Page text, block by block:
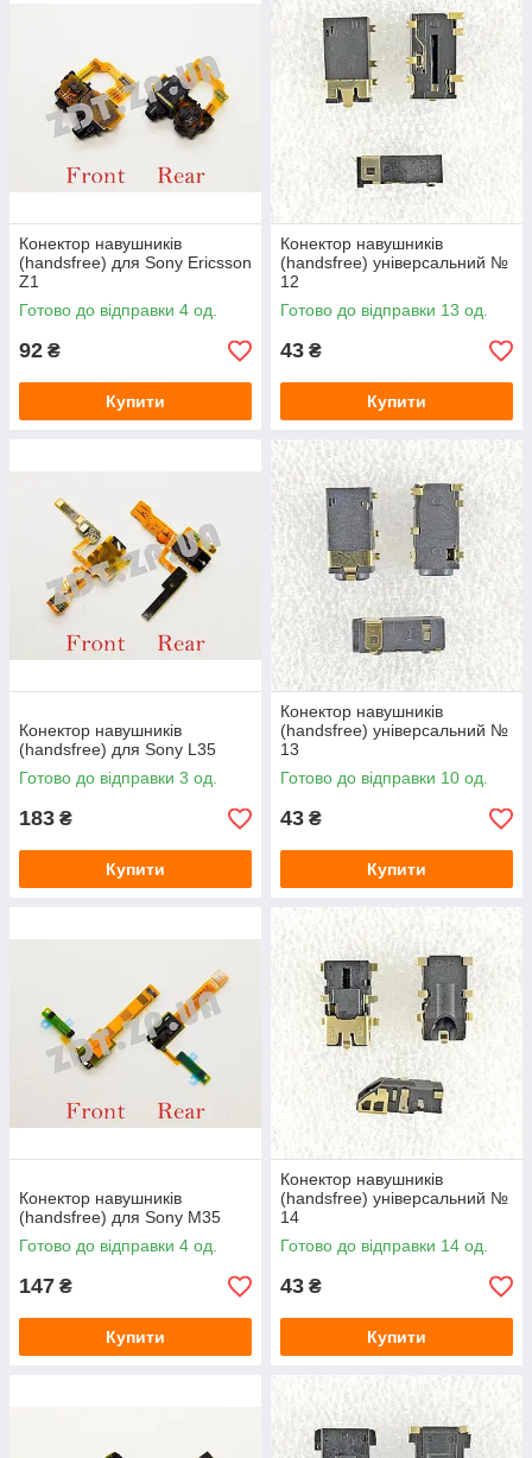
Конектор навушників
(handsfree) для Sony Ericsson
Z1
Готово до відправки 4 од.
92 ₴
Купити
Конектор навушників
(handsfree) універсальний №
12
Готово до відправки 13 од.
43 ₴
Купити
Конектор навушників
(handsfree) для Sony L35
Готово до відправки 3 од.
183 ₴
Купити
Конектор навушників
(handsfree) універсальний №
13
Готово до відправки 10 од.
43 ₴
Купити
Конектор навушників
(handsfree) для Sony M35
Готово до відправки 4 од.
147 ₴
Купити
Конектор навушників
(handsfree) універсальний №
14
Готово до відправки 14 од.
43 ₴
Купити